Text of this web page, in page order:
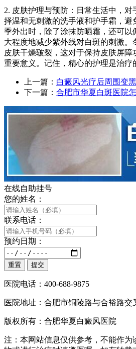
2. 皮肤护理与预防：日常生活中，
择温和无刺激的洗手液和护手霜，避
季外出时，除了涂抹防晒霜，还可以
大程度地减少紫外线对白斑的刺激。
皮肤干燥皲裂，这对于保持皮肤屏
重要意义。记住，精心的护理是治疗
上一篇： 白癜风光疗后周围变黑
下一篇： 合肥市华夏白斑医院
在线自助挂号
您的姓名：
联系电话：
预约日期：
医院电话：400-688-9875
医院地址：合肥市铜陵路与合裕路
版权所有：合肥华夏白癜风医院
注：本网站信息仅供参考，不能作为